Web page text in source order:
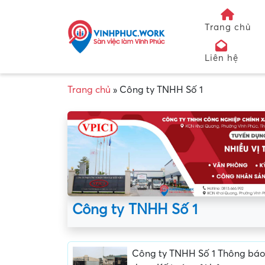
Trang chủ
Liên hệ
Trang chủ » Công ty TNHH Số 1
Công ty TNHH Số 1
Công ty TNHH Số 1 Thông